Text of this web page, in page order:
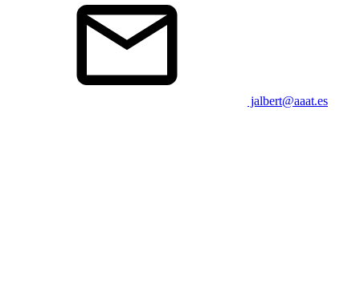
jalbert@aaat.es